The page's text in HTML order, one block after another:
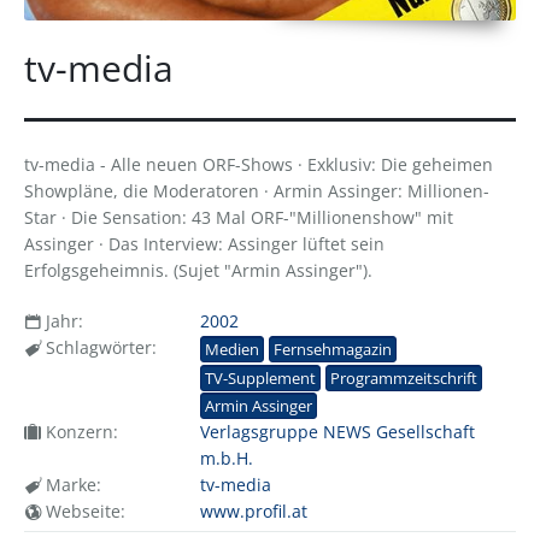
tv-media
tv-media - Alle neuen ORF-Shows · Exklusiv: Die geheimen
Showpläne, die Moderatoren · Armin Assinger: Millionen-
Star · Die Sensation: 43 Mal ORF-"Millionenshow" mit
Assinger · Das Interview: Assinger lüftet sein
Erfolgsgeheimnis. (Sujet "Armin Assinger").
Jahr:
2002
Schlagwörter:
Medien
Fernsehmagazin
TV-Supplement
Programmzeitschrift
Armin Assinger
Konzern:
Verlagsgruppe NEWS Gesellschaft
m.b.H.
Marke:
tv-media
Webseite:
www.profil.at